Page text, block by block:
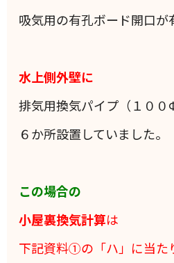
吸気用の有孔ボード開口が
水上側外壁に
排気用換気パイプ（１０
６か所設置していました。
この場合の
小屋裏換気計算は
下記資料①の「ハ」に当た